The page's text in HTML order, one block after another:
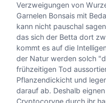
Verzweigungen von
Garnelen Bonsais mit
kann nicht pauschal
das sich der Betta dort
kommt es auf die
der Natur werden solch
frühzeitigen Tod
Pflanzendickicht und
darauf ab. Deshalb
Cryptocoryne durch ihr